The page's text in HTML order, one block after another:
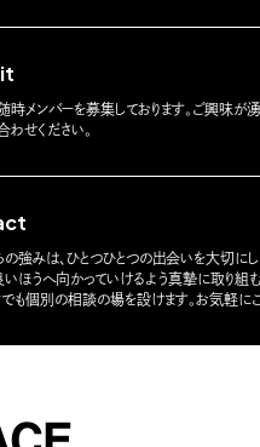
時メンバーを募集しております。ご興味が
わせください。
の強みは、ひとつひとつの出会いを大切にし、
いほうへ向かっていけるよう真摯に取り組む
でも個別の相談の場を設けます。お気軽に